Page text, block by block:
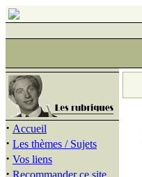
· Accueil
· Les thèmes / Sujets
· Vos liens
· Recommander ce site